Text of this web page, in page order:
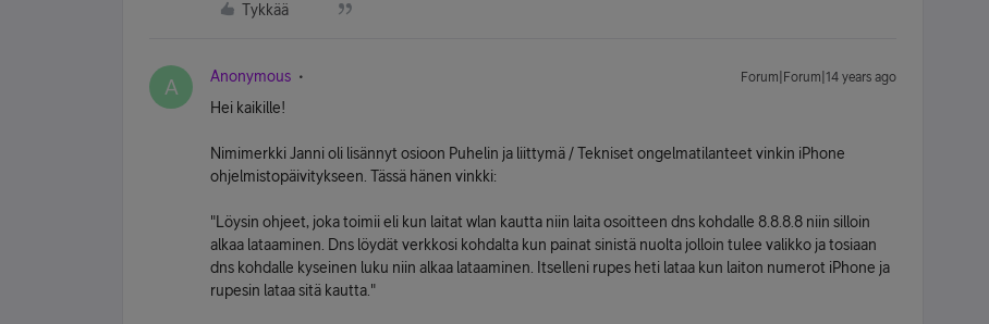
Tykkää
A Anonymous Forum|Forum|14 years ago
Hei kaikille!
Nimimerkki Janni oli lisännyt osioon Puhelin ja liittymä / Tekniset ongelmatilanteet vinkin iPhone
ohjelmistopäivitykseen. Tässä hänen vinkki:
"Löysin ohjeet, joka toimii eli kun laitat wlan kautta niin laita osoitteen dns kohdalle 8.8.8.8 niin silloin
alkaa lataaminen. Dns löydät verkkosi kohdalta kun painat sinistä nuolta jolloin tulee valikko ja tosiaan
dns kohdalle kyseinen luku niin alkaa lataaminen. Itselleni rupes heti lataa kun laiton numerot iPhone ja
rupesin lataa sitä kautta."